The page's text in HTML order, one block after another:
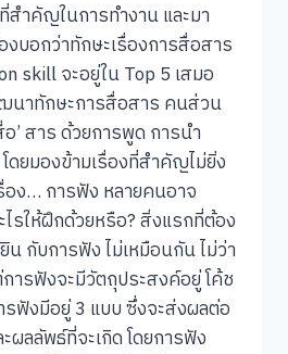
สำคัญในการทำงาน และมา
งบอกว่าทักษะเรื่องการสื่อสาร
skill จะอยู่ใน Top 5 เสมอ
นาทักษะการสื่อสาร คนส่วน
’ สาร ด้วยการพูด การนำ
ดยมองข้ามเรื่องที่สำคัญไม่ยิ่ง
อง… การฟัง หลายคนอาจ
รให้ฝึกด้วยหรือ? สิ่งแรกที่ต้อง
น กับการฟัง ไม่เหมือนกัน ไม่ว่า
ารฟังจะมีวัตถุประสงค์อยู่ โค้ช
รฟังมีอยู่ 3 แบบ ซึ่งจะส่งผลต่อ
ผลลัพธ์ที่จะเกิด โดยการฟัง